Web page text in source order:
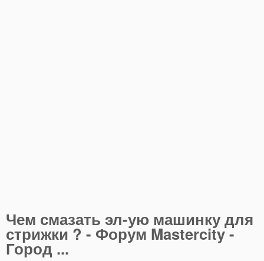
Чем смазать эл-ую машинку для
стрижки ? - Форум Mastercity -
Город ...